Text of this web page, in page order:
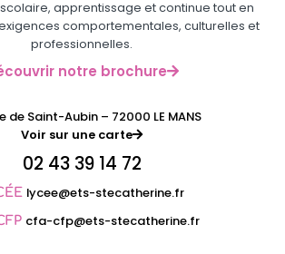
apprentissage et continue tout en
comportementales, culturelles et
professionnelles.
notre brochure
de Saint-Aubin – 72000 LE MANS
Voir sur une carte
02 43 39 14 72
lycee@ets-stecatherine.fr
cfa-cfp@ets-stecatherine.fr